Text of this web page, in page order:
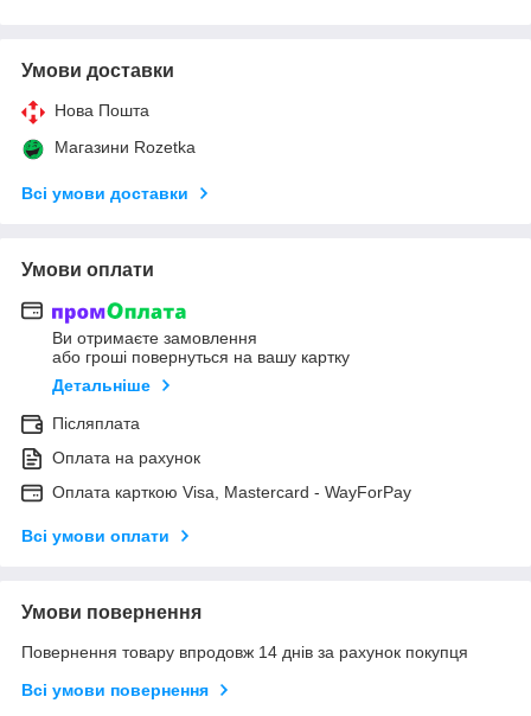
Умови доставки
Нова Пошта
Магазини Rozetka
Всі умови доставки
Умови оплати
Ви отримаєте замовлення
або гроші повернуться на вашу картку
Детальніше
Післяплата
Оплата на рахунок
Оплата карткою Visa, Mastercard - WayForPay
Всі умови оплати
Умови повернення
Повернення товару впродовж 14 днів за рахунок покупця
Всі умови повернення